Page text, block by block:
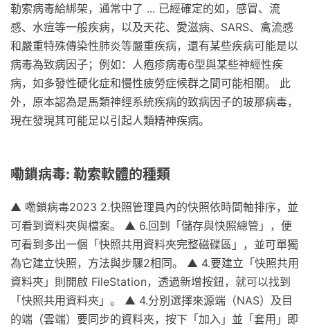
勒索病毒給綁架，通常中了 ... 已經確定的如，感冒、流
感、水痘等一般疾病，以及天花、愛滋病、SARS、禽流感
和嚴重特殊傳染性肺炎等嚴重疾病，還有某些疾病可能是以
病毒為致病因子；例如：人疱疹病毒6型與某些神經性疾
病，如多發性硬化症和慢性疲勞症候群之間可能相關。 此
外，原本認為是馬類神經系統疾病的致病因子的玻那病毒，
現在發現其可能足以引起人類精神疾病。
嘞鎖病毒: 勒索軟體的種類
▲ 嘞鎖病毒2023 2.快照管理員內的快照依時間軸排序，並
可看到資料夾與檔案。 ▲ 6.回到「儲存與快照總管」，便
可看到多出一個「快照共用資料夾完整磁碟區」，並可單獨
為它建立快照，方法與步驟2相同。 ▲ 4.要建立「快照共用
資料夾」則開啟 FileStation，透過新增按鈕，就可以找到
「快照共用資料夾」。 ▲ 4.分別選擇來源端（NAS）及目
的端（雲端）要同步的資料夾，按下「加入」並「套用」即